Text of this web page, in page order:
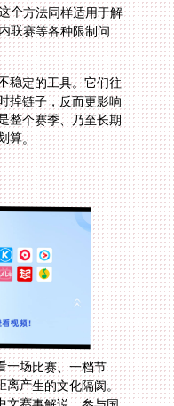
稳定的工具。它们往
掉链子，反而更影响
整个赛季、乃至长期
算。
一场比赛、一档节
产生的文化隔阂。
赛事解说，参与国
在一次次的直播中
新加坡，无论是在
的回国加速器就是
何方，都能同步国
过任何一份来自家